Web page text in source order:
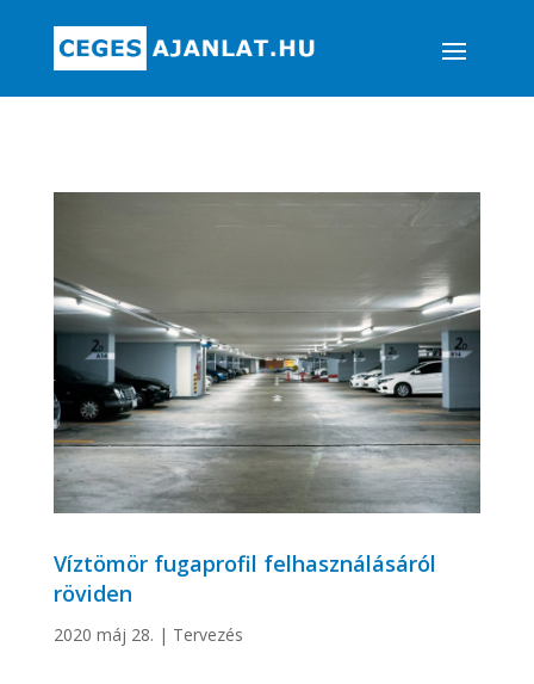
Víztömör fugaprofil felhasználásáról
röviden
2020 máj 28. | Tervezés